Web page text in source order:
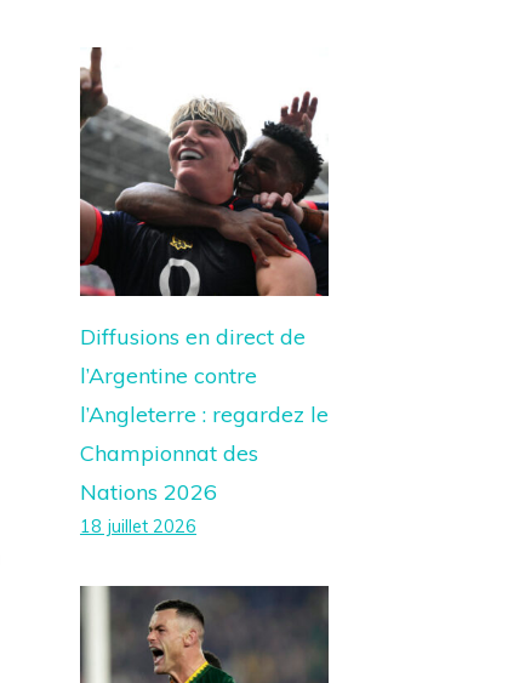
Diffusions en direct de
l’Argentine contre
l’Angleterre : regardez le
Championnat des
Nations 2026
18 juillet 2026